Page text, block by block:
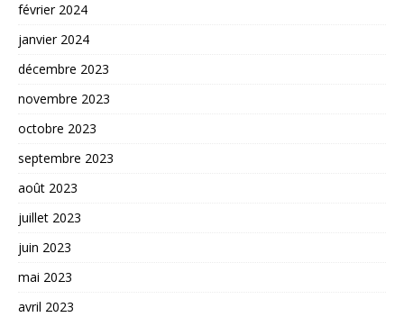
février 2024
janvier 2024
décembre 2023
novembre 2023
octobre 2023
septembre 2023
août 2023
juillet 2023
juin 2023
mai 2023
avril 2023